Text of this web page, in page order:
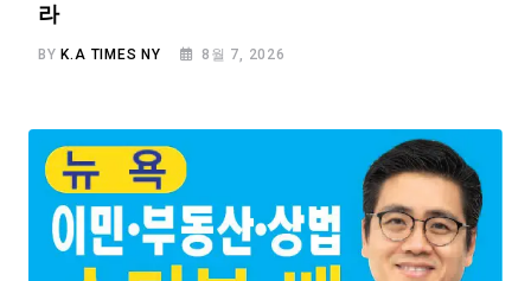
라
BYK.A TIMES NY 8월 7, 2026